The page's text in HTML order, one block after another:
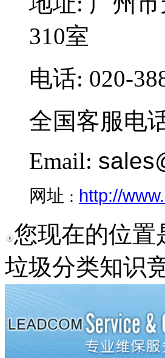
310室
电话: 020-
全国客服电
Email:
网址 ： http://
您现在的位置
垃圾分类知识